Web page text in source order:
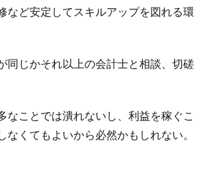
ど安定してスキルアップを図れる環
じかそれ以上の会計士と相談、切磋
ことでは潰れないし、利益を稼ぐこ
くてもよいから必然かもしれない。